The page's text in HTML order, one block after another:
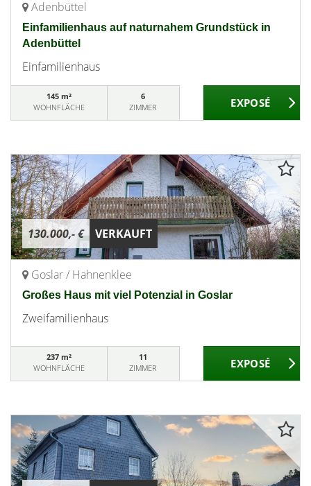
Adenbüttel
Einfamilienhaus auf naturnahem Grundstück in
Adenbüttel
Einfamilienhaus
145 m²
WOHNFLÄCHE
6
ZIMMER
130.000,- € VERKAUFT
Goslar / Hahnenklee
Großes Haus mit viel Potenzial in Goslar
Zweifamilienhaus
237 m²
WOHNFLÄCHE
11
ZIMMER